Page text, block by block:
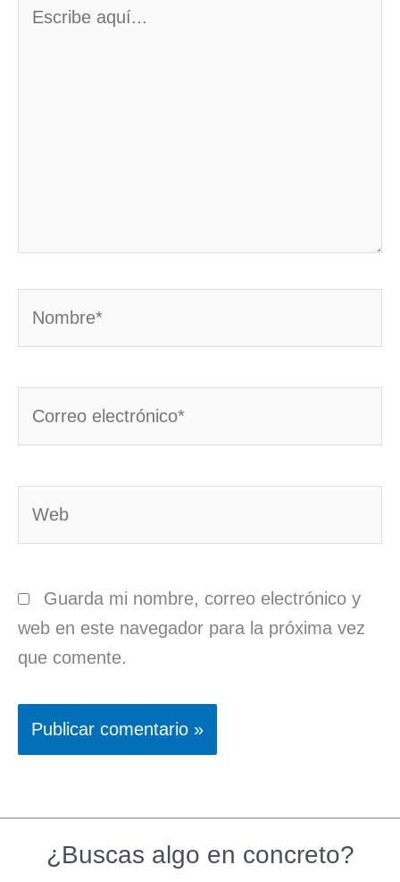
Guarda mi nombre, correo electrónico y
web en este navegador para la próxima vez
que comente.
¿Buscas algo en concreto?